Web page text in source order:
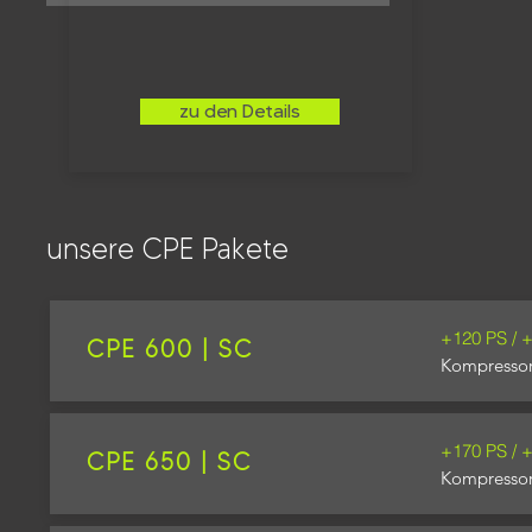
zu den Details
unsere CPE Pakete
Leider haben wir
Für individuelle
CPE 600 | SC
+120 PS /
CPE 650 | SC
+170 PS /